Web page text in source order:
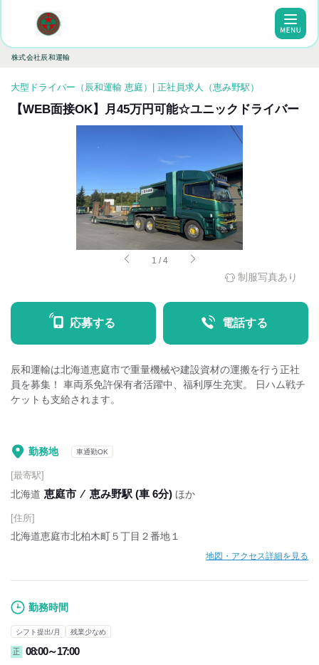
株式会社辰和運輸
大型ドライバー（辰和運輸 恵庭）| 正社員求人（恵み野駅）
【WEB面接OK】月45万円可能☆ユニックドライバー
1 /4
制服写真あり
応募する 電話する
辰和運輸は北海道恵庭市で重量機械や建設資材の運搬を行う正社
員を募集！ 車両系免許保有者活躍中、福利厚生充実。 日ハム戦チ
ケットも支給されます。
勤務地 車通勤OK
[最寄駅]
北海道 恵庭市 ⁄ 恵み野駅 (車 6分) ほか
[住所]
北海道恵庭市北柏木町５丁目２番地１
地図・アクセス詳細を見る
勤務時間
シフト提出/月 残業少なめ
正 08:00～17:00